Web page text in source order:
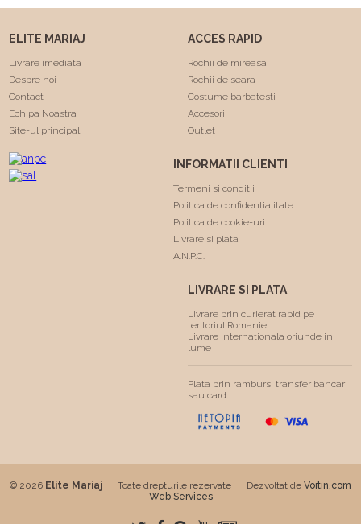
"Trash the dress" si a rezistat
multumesc echipa Elite
Mariaj faceti minuni .❤️❤️
ELITE MARIAJ
Livrare imediata
Despre noi
Contact
Echipa Noastra
Site-ul principal
ACCES RAPID
Rochii de mireasa
Rochii de seara
Costume barbatesti
Accesorii
Outlet
INFORMATII CLIENTI
Termeni si conditii
Politica de confidentialitate
Politica de cookie-uri
Livrare si plata
A.N.P.C.
LIVRARE SI PLATA
Livrare prin curierat rapid pe
teritoriul Romaniei
Livrare internationala oriunde in
lume
Plata prin ramburs, transfer bancar
sau card.
© 2026 Elite Mariaj Toate drepturile rezervate Dezvoltat de Voitin.com
Web Services